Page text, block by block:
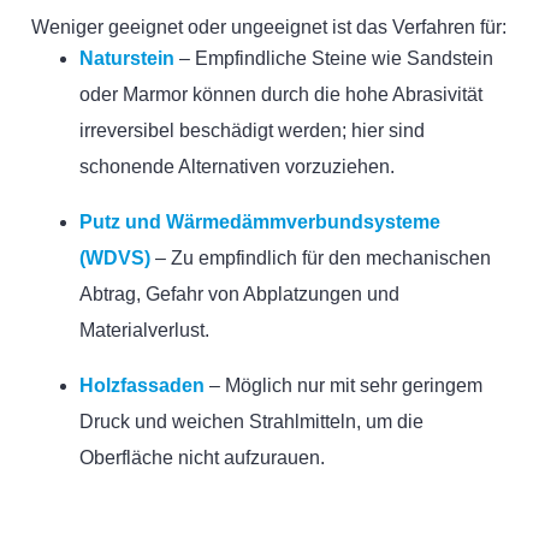
Weniger geeignet oder ungeeignet ist das Verfahren für:
Naturstein – Empfindliche Steine wie Sandstein
oder Marmor können durch die hohe Abrasivität
irreversibel beschädigt werden; hier sind
schonende Alternativen vorzuziehen.
Putz und Wärmedämmverbundsysteme
(WDVS) – Zu empfindlich für den mechanischen
Abtrag, Gefahr von Abplatzungen und
Materialverlust.
Holzfassaden – Möglich nur mit sehr geringem
Druck und weichen Strahlmitteln, um die
Oberfläche nicht aufzurauen.